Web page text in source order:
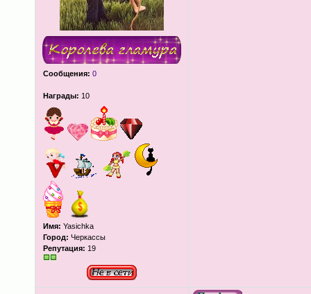
Сообщения: 0
Награды: 10
Имя: Yasichka
Город: Черкассы
Репутация: 19